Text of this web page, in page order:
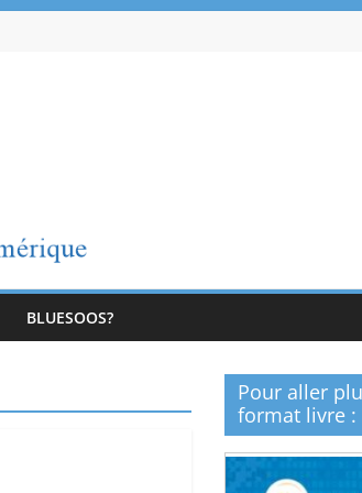
BLUESOOS?
Pour aller
format livre :